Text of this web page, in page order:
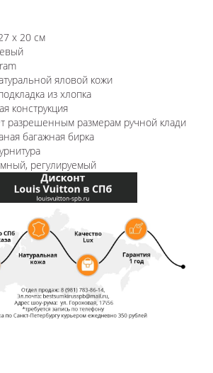
x 20 см
яловой кожи
из хлопка
конструкция
разрешенным размерам ручной клади
багажная бирка
регулируемый